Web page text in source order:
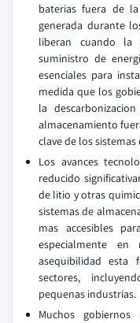
baterias fuera de
generada durante
liberan cuando la
suministro de
esenciales para
medida que los
la
almacenamiento
clave de los
Los avances
reducido
de litio y otras
sistemas de
mas accesibles
especialmente en
asequibilidad esta
sectores,
pequenas industrias.
Muchos